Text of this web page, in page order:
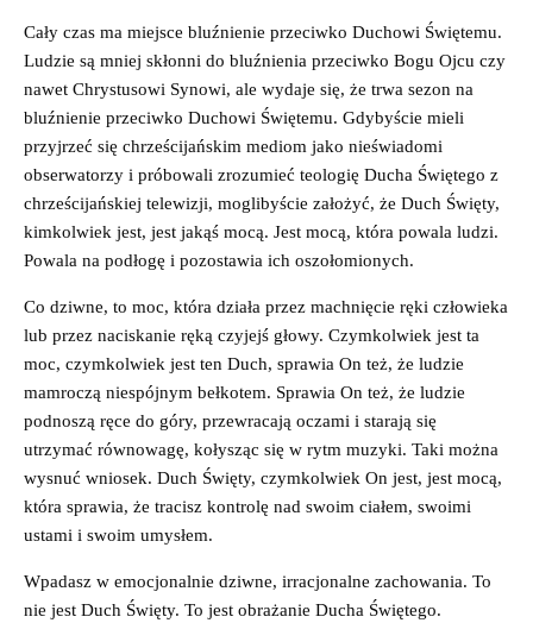
Cały czas ma miejsce bluźnienie przeciwko Duchowi Świętemu.
Ludzie są mniej skłonni do bluźnienia przeciwko Bogu Ojcu czy
nawet Chrystusowi Synowi, ale wydaje się, że trwa sezon na
bluźnienie przeciwko Duchowi Świętemu. Gdybyście mieli
przyjrzeć się chrześcijańskim mediom jako nieświadomi
obserwatorzy i próbowali zrozumieć teologię Ducha Świętego z
chrześcijańskiej telewizji, moglibyście założyć, że Duch Święty,
kimkolwiek jest, jest jakąś mocą. Jest mocą, która powala ludzi.
Powala na podłogę i pozostawia ich oszołomionych.
Co dziwne, to moc, która działa przez machnięcie ręki człowieka
lub przez naciskanie ręką czyjejś głowy. Czymkolwiek jest ta
moc, czymkolwiek jest ten Duch, sprawia On też, że ludzie
mamroczą niespójnym bełkotem. Sprawia On też, że ludzie
podnoszą ręce do góry, przewracają oczami i starają się
utrzymać równowagę, kołysząc się w rytm muzyki. Taki można
wysnuć wniosek. Duch Święty, czymkolwiek On jest, jest mocą,
która sprawia, że tracisz kontrolę nad swoim ciałem, swoimi
ustami i swoim umysłem.
Wpadasz w emocjonalnie dziwne, irracjonalne zachowania. To
nie jest Duch Święty. To jest obrażanie Ducha Świętego.